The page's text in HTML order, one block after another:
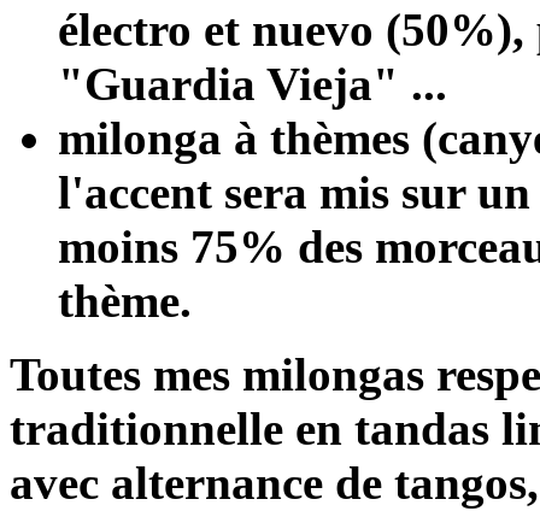
électro et nuevo
"Guardia Vieja" ...
milonga à thèmes
l'accent sera mis sur
moins 75% des
thème.
Toutes mes milongas
traditionnelle en tandas
avec alternance de